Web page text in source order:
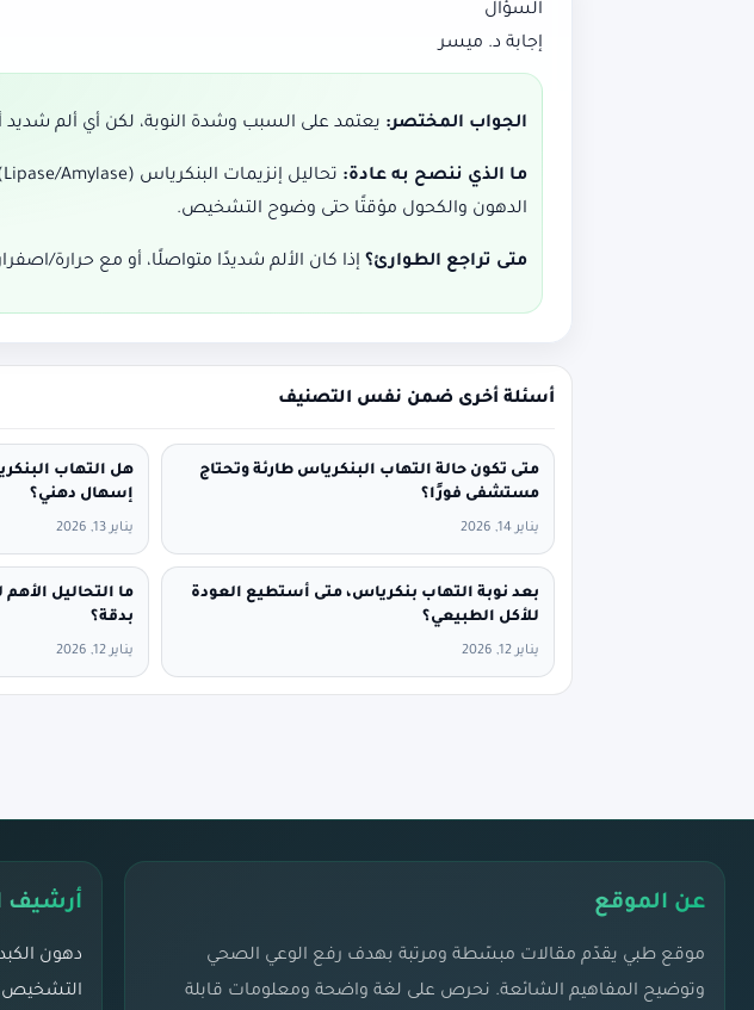
السؤال
إجابة د. ميسر
الجواب المختصر: يعتمد على السبب وشدة النوبة، لكن أي ألم
ما الذي ننصح به عادة:
الدهون والكحول مؤقتًا حتى وضوح التشخيص.
متى تراجع الطوارئ؟ إذا كان الألم شديدًا متواصلًا، أو مع حرارة/
أسئلة أخرى ضمن نفس التصنيف
متى تكون حالة التهاب البنكرياس طارئة وتحتاج
مستشفى فورًا؟
يناير 14, 2026
هل التهاب
إسهال دهني؟
يناير 13, 2026
بعد نوبة التهاب بنكرياس، متى أستطيع العودة
للأكل الطبيعي؟
يناير 12, 2026
ما التحاليل
بدقة؟
يناير 12, 2026
عن الموقع
موقع طبي يقدّم مقالات مبسّطة ومرتبة بهدف رفع الوعي الصحي
وتوضيح المفاهيم الشائعة. نحرص على لغة واضحة ومعلومات قابلة
أرشيف
دهون
التشخيص،